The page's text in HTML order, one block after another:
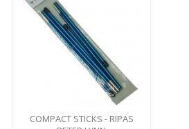
COMPACT STICKS - RIPAS